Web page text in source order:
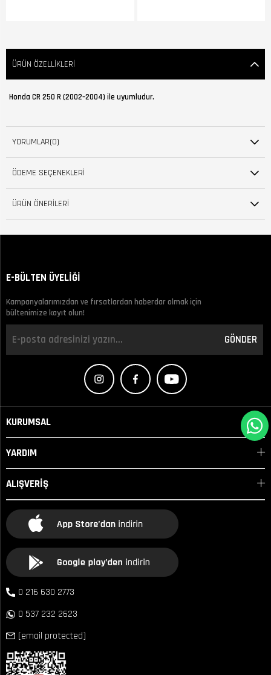
ÜRÜN ÖZELLIKLERI
Honda CR 250 R (2002–2004) ile uyumludur.
YORUMLAR(0)
ÖDEME SEÇENEKLERI
ÜRÜN ÖNERILERI
E-BÜLTEN ÜYELİĞİ
Kampanyalarımızdan ve fırsatlardan haberdar olmak için
bültenimize kayıt olun!
GÖNDER
KURUMSAL
YARDIM
ALIŞVERİŞ
0 216 630 2773
0 537 232 2623
[email protected]